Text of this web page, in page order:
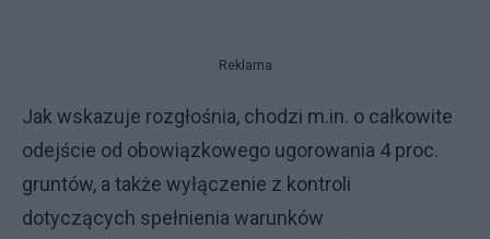
Reklama
Jak wskazuje rozgłośnia, chodzi m.in. o całkowite
odejście od obowiązkowego ugorowania 4 proc.
gruntów, a także wyłączenie z kontroli
dotyczących spełnienia warunków